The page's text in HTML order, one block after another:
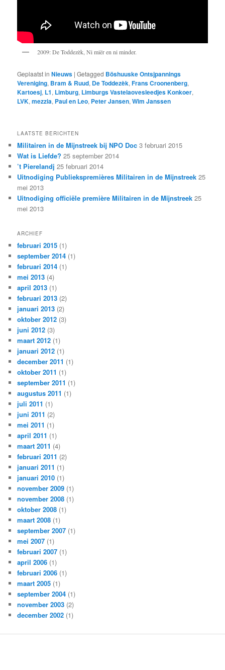
2009: De Toddezèk, Ni miër en ni minder.
Geplaatst in Nieuws |Getagged Böshuuske Ontsjpannings
Vereniging, Bram & Ruud, De Toddezèk,Frans Croonenberg,
Kartoesj, L1, Limburg, Limburgs Vastelaovesleedjes Konkoer,
LVK,mezzia, Paul en Leo, Peter Jansen,Wim Janssen
LAATSTE BERICHTEN
Militairen in de Mijnstreek bij NPO Doc 3 februari 2015
Wat is Liefde? 25 september 2014
’t Pierelandj 25 februari 2014
Uitnodiging Publiekspremières Militairen in de Mijnstreek 25
mei 2013
Uitnodiging officiële première Militairen in de Mijnstreek 25
mei 2013
ARCHIEF
februari 2015 (1)
september 2014 (1)
februari 2014 (1)
mei 2013 (4)
april 2013 (1)
februari 2013 (2)
januari 2013 (2)
oktober 2012 (3)
juni 2012 (3)
maart 2012 (1)
januari 2012 (1)
december 2011 (1)
oktober 2011 (1)
september 2011 (1)
augustus 2011 (1)
juli 2011 (1)
juni 2011 (2)
mei 2011 (1)
april 2011 (1)
maart 2011 (4)
februari 2011 (2)
januari 2011 (1)
januari 2010 (1)
november 2009 (1)
november 2008 (1)
oktober 2008 (1)
maart 2008 (1)
september 2007 (1)
mei 2007 (1)
februari 2007 (1)
april 2006 (1)
februari 2006 (1)
maart 2005 (1)
september 2004 (1)
november 2003 (2)
december 2002 (1)